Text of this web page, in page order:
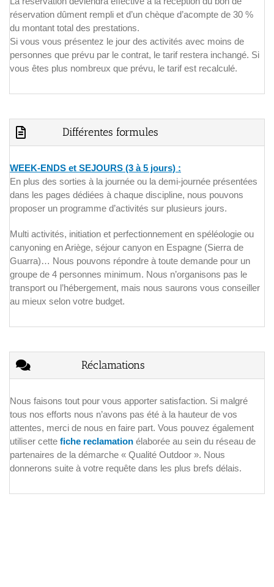
réservation dûment rempli et d’un chèque d’acompte de 30 %
du montant total des prestations.
Si vous vous présentez le jour des activités avec moins de
personnes que prévu par le contrat, le tarif restera inchangé. Si
vous êtes plus nombreux que prévu, le tarif est recalculé.
Différentes formules
WEEK-ENDS et SEJOURS (3 à 5 jours) :
En plus des sorties à la journée ou la demi-journée présentées
dans les pages dédiées à chaque discipline, nous pouvons
proposer un programme d’activités sur plusieurs jours.
Multi activités, initiation et perfectionnement en spéléologie ou
canyoning en Ariège, séjour canyon en Espagne (Sierra de
Guarra)… Nous pouvons répondre à toute demande pour un
groupe de 4 personnes minimum. Nous n’organisons pas le
transport ou l’hébergement, mais nous saurons vous conseiller
au mieux selon votre budget.
Réclamations
Nous faisons tout pour vous apporter satisfaction. Si malgré
tous nos efforts nous n’avons pas été à la hauteur de vos
attentes, merci de nous en faire part. Vous pouvez également
utiliser cette fiche reclamation élaborée au sein du réseau de
partenaires de la démarche « Qualité Outdoor ». Nous
donnerons suite à votre requête dans les plus brefs délais.